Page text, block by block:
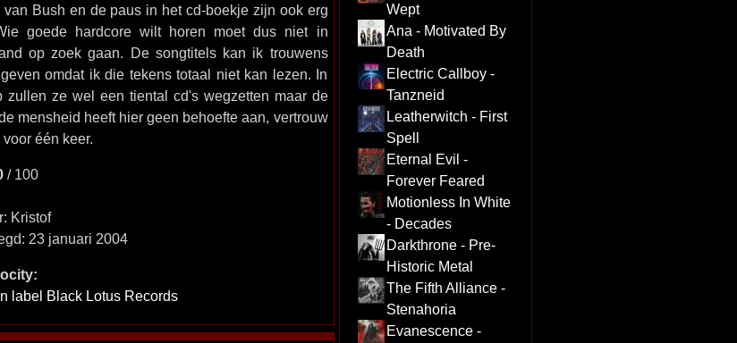
van Bush en de paus in het cd-boekje zijn ook erg
goede hardcore wilt horen moet dus niet in
op zoek gaan. De songtitels kan ik trouwens
omdat ik die tekens totaal niet kan lezen. In
zullen ze wel een tiental cd's wegzetten maar de
mensheid heeft hier geen behoefte aan, vertrouw
voor één keer.
/ 100
Kristof
23 januari 2004
label Black Lotus Records
Wept
Ana - Motivated By
Death
Electric Callboy -
Tanzneid
Leatherwitch - First
Spell
Eternal Evil -
Forever Feared
Motionless In White
- Decades
Darkthrone - Pre-
Historic Metal
The Fifth Alliance -
Stenahoria
Evanescence -